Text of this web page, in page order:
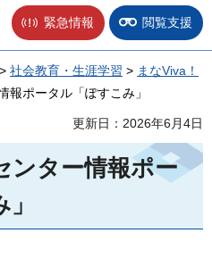
緊急情報 閲覧支援
> 社会教育・生涯学習 > まなViva！
ポータル「ぽすこみ」
更新日：2026年6月4日
ンター情報ポー